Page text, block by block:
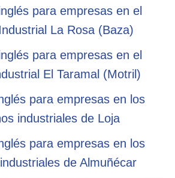
para empresas en el
La Rosa (Baza)
para empresas en el
El Taramal (Motril)
para empresas en los
industriales de Loja
para empresas en los
de Almuñécar